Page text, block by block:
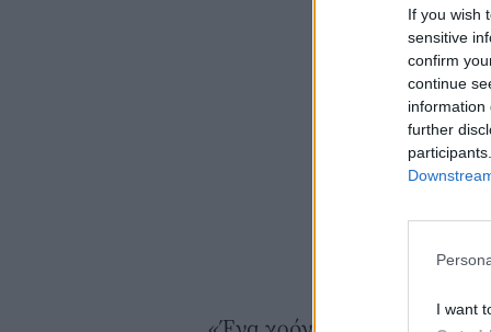
If you wish
sensitive
confirm
continue
information
further
I want